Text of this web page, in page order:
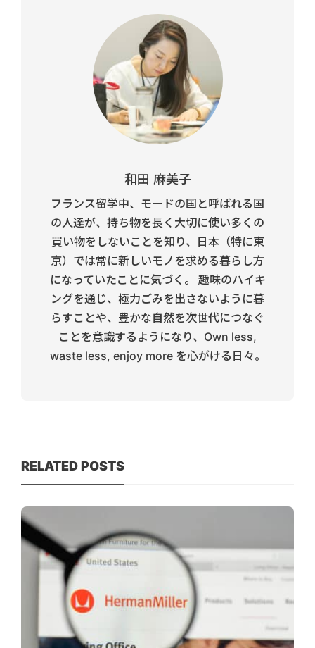
和田 麻美子
フランス留学中、モードの国と呼ばれる国
の人達が、持ち物を長く大切に使い多くの
買い物をしないことを知り、日本（特に東
京）では常に新しいモノを求める暮らし方
になっていたことに気づく。 趣味のハイキ
ングを通じ、極力ごみを出さないように暮
らすことや、豊かな自然を次世代につなぐ
ことを意識するようになり、Own less,
waste less, enjoy more を心がける日々。
RELATED POSTS